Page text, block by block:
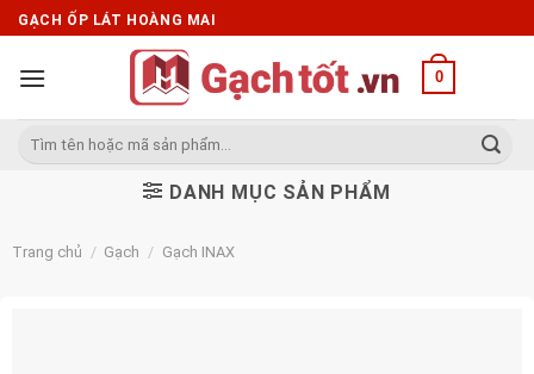
Skip
to
content
GẠCH ỐP LÁT HOÀNG MAI
0
Tìm
DANH MỤC SẢN PHẨM
Trang chủ / Gạch / Gạch INAX